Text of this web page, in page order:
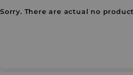
Sorry. There are actual no